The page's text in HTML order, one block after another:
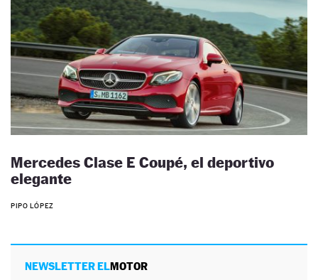
Mercedes Clase E Coupé, el deportivo
elegante
PIPO LÓPEZ
NEWSLETTER ELMOTOR